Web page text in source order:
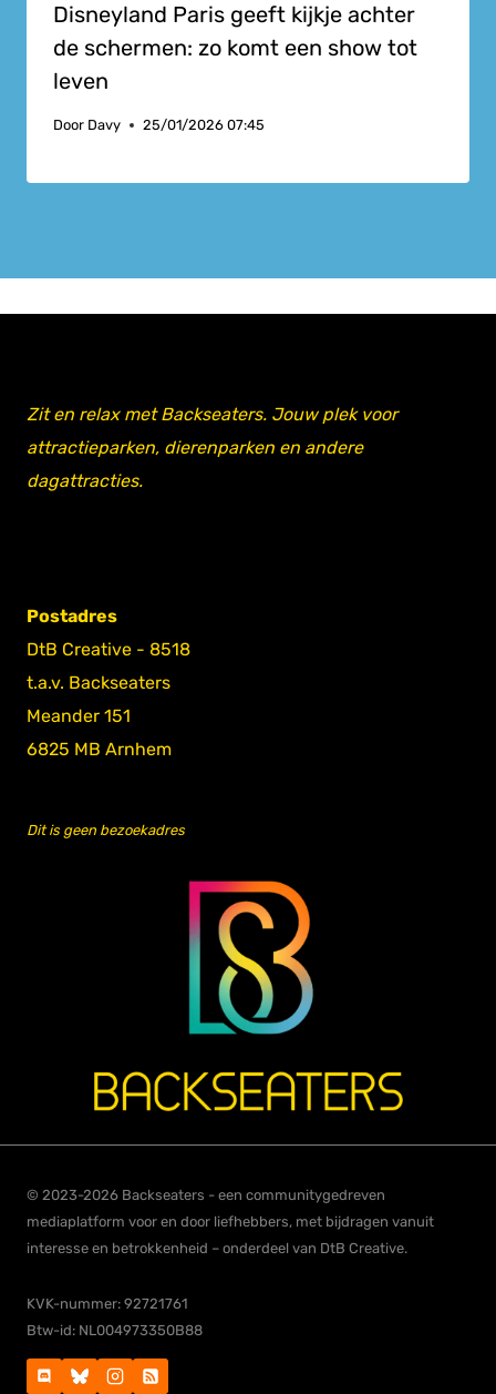
Disneyland Paris geeft kijkje achter
de schermen: zo komt een show tot
leven
Door Davy 25/01/2026 07:45
Zit en relax met Backseaters. Jouw plek voor
attractieparken, dierenparken en andere
dagattracties.
Postadres
DtB Creative - 8518
t.a.v. Backseaters
Meander 151
6825 MB Arnhem
Dit is geen bezoekadres
© 2023-2026 Backseaters - een communitygedreven
mediaplatform voor en door liefhebbers, met bijdragen vanuit
interesse en betrokkenheid – onderdeel van DtB Creative.
KVK-nummer: 92721761
Btw-id: NL004973350B88